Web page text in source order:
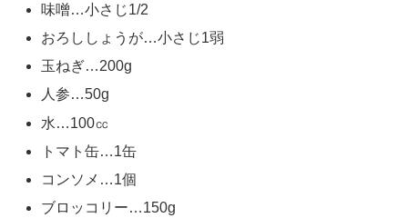
味噌…小さじ1/2
おろししょうが…小さじ1弱
玉ねぎ…200g
人参…50g
水…100㏄
トマト缶…1缶
コンソメ…1個
ブロッコリー…150g